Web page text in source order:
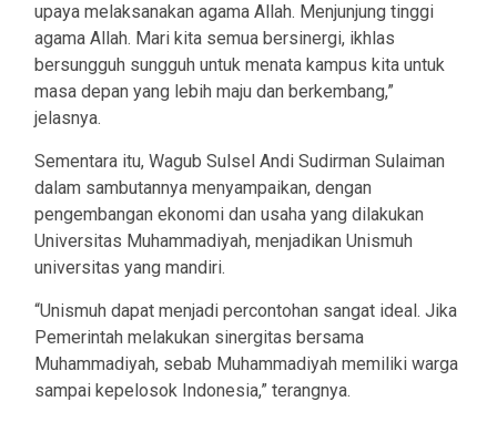
upaya melaksanakan agama Allah. Menjunjung tinggi
agama Allah. Mari kita semua bersinergi, ikhlas
bersungguh sungguh untuk menata kampus kita untuk
masa depan yang lebih maju dan berkembang,”
jelasnya.
Sementara itu, Wagub Sulsel Andi Sudirman Sulaiman
dalam sambutannya menyampaikan, dengan
pengembangan ekonomi dan usaha yang dilakukan
Universitas Muhammadiyah, menjadikan Unismuh
universitas yang mandiri.
“Unismuh dapat menjadi percontohan sangat ideal. Jika
Pemerintah melakukan sinergitas bersama
Muhammadiyah, sebab Muhammadiyah memiliki warga
sampai kepelosok Indonesia,” terangnya.